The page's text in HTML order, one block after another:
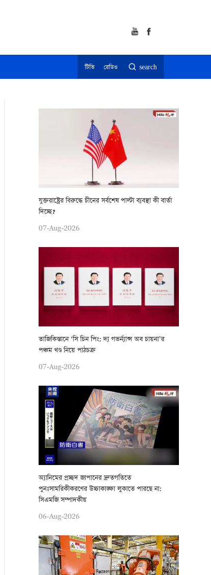
টিভি রেডিও search
যুক্তরাষ্ট্রের বিরুদ্ধে চীনের সর্বশেষ পাল্টা ব্যবস্থা কী বার্তা
দিচ্ছে?
07-Aug-2026
তাজিকিস্তানে ‘সি চিন পিং: দ্য গভর্ন্যান্স অব চায়না’র
পঞ্চম খণ্ড নিয়ে পাঠচক্র
07-Aug-2026
অ্যানিমের প্রচ্ছদ জাপানের দ্রুতগতিতে
পুনঃসামরিকীকরণের উচ্চাকাঙ্ক্ষা লুকাতে পারছে না:
সিএমজি সম্পাদকীয়
06-Aug-2026